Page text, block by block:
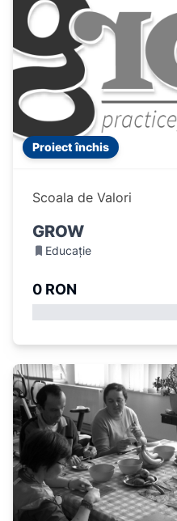
Proiect închis
Scoala de Valori
GROW
Educație
0 RON